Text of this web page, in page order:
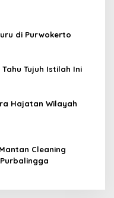
di Purwokerto
Tujuh Istilah Ini
Hajatan Wilayah
Cleaning